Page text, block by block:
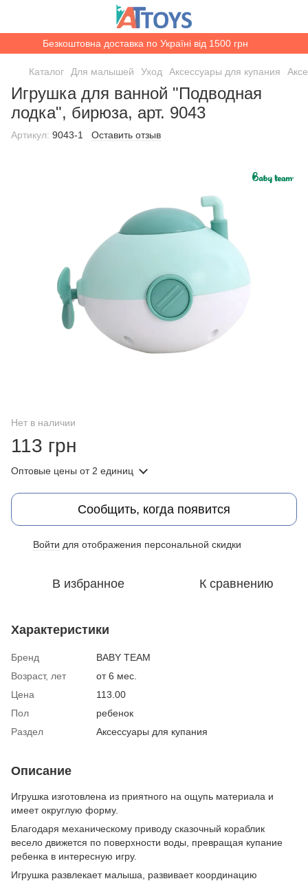
Безкоштовна доставка по Україні від 1500 грн
Каталог Для малышей Уход Аксессуары для купания
Игрушка для ванной "Подводная
лодка", бирюза, арт. 9043
Артикул: 9043-1 Оставить отзыв
Нет в наличии
113 грн
Оптовые цены от 2 единиц
Сообщить, когда появится
Войти для отображения персональной скидки
В избранное К сравнению
Характеристики
Бренд
BABY TEAM
Возраст, лет
от 6 мес.
Цена
113.00
Пол
ребенок
Раздел
Аксессуары для купания
Описание
Игрушка изготовлена ​​из приятного на ощупь материала и
имеет округлую форму.
Благодаря механическому приводу сказочный кораблик
весело движется по поверхности воды, превращая купание
ребенка в интересную игру.
Игрушка развлекает малыша, развивает координацию